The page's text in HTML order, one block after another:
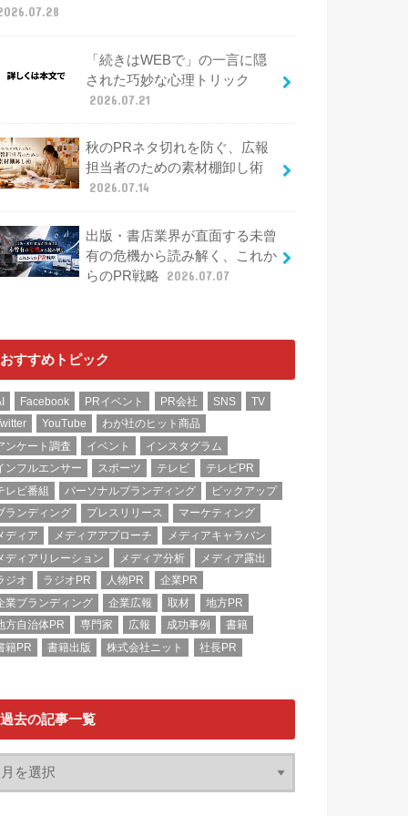
「続きはWEBで」の一言に隠
された巧妙な心理トリック
2026.07.21
秋のPRネタ切れを防ぐ、広報
担当者のための素材棚卸し術
2026.07.14
出版・書店業界が直面する未曾
有の危機から読み解く、これか
らのPR戦略
2026.07.07
おすすめトピック
Facebook PRイベント PR会社 SNS
TV
YouTube
わが社のヒット商品
ンケート調査
イベント
インスタグラム
ンフルエンサー
スポーツ テレビ
テレビPR
レビ番組
パーソナルブランディング
ピックアップ
ランディング
プレスリリース
マーケティング
ディア
メディアアプローチ
メディアキャラバン
ディアリレーション
メディア分析
メディア露出
ジオ
ラジオPR 人物PR
企業PR
業ブランディング
企業広報 取材
地方PR
方自治体PR
専門家 広報 成功事例
書籍
籍PR
書籍出版 株式会社ニット 社長PR
過去の記事一覧